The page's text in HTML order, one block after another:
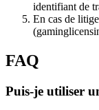
identifiant de
En cas de
FAQ
Puis-je utiliser